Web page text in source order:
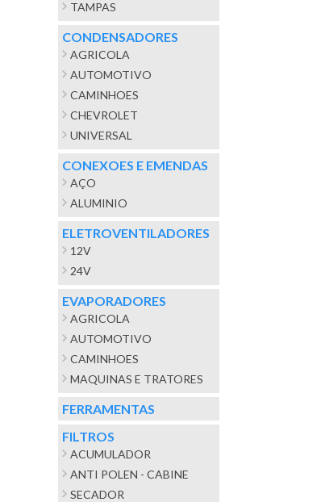
TAMPAS
CONDENSADORES
AGRICOLA
AUTOMOTIVO
CAMINHOES
CHEVROLET
UNIVERSAL
CONEXOES E EMENDAS
AÇO
ALUMINIO
ELETROVENTILADORES
12V
24V
EVAPORADORES
AGRICOLA
AUTOMOTIVO
CAMINHOES
MAQUINAS E TRATORES
FERRAMENTAS
FILTROS
ACUMULADOR
ANTI POLEN - CABINE
SECADOR